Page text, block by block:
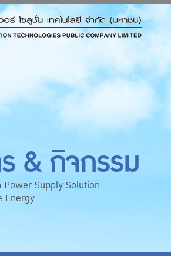
& กิจกรรม
Supply Solution
Energy